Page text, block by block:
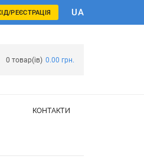
РЕЄСТРАЦІЯ UA
0 товар(ів) 0.00 грн.
КОНТАКТИ